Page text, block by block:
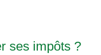
ses impôts ?